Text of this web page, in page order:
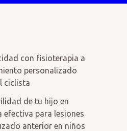
con fisioterapia a
personalizado
ciclista
de tu hijo en
efectiva para lesiones
anterior en niños